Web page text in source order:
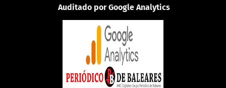
Auditado por Google Analytics